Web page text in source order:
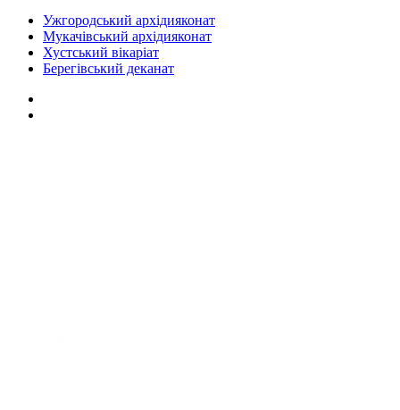
Ужгородський архідияконат
Мукачівський архідияконат
Хустський вікаріат
Берегівський деканат